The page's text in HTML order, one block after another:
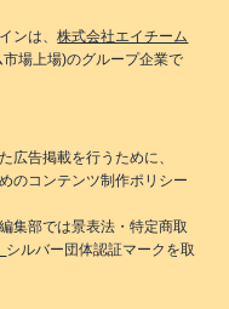
ンは、株式会社エイチーム
場上場)のグループ企業で
広告掲載を行うために、
のコンテンツ制作ポリシー
集部では景表法・特定商取
シルバー団体認証マークを取